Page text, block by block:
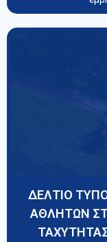
ΔΕΛΤΙΟ
ΑΘΛΗΤΩΝ